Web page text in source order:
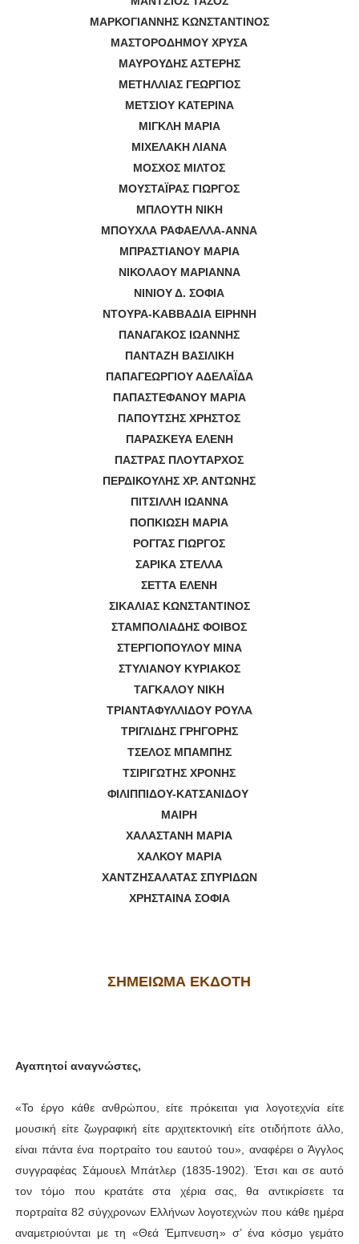
ΜΑΡΚΟΓΙΑΝΝΗΣ ΚΩΝΣΤΑΝΤΙΝΟΣ
ΜΑΣΤΟΡΟΔΗΜΟΥ ΧΡΥΣΑ
ΜΑΥΡΟΥΔΗΣ ΑΣΤΕΡΗΣ
ΜΕΤΗΛΛΙΑΣ ΓΕΩΡΓΙΟΣ
ΜΕΤΣΙΟΥ ΚΑΤΕΡΙΝΑ
ΜΙΓΚΛΗ ΜΑΡΙΑ
ΜΙΧΕΛΑΚΗ ΛΙΑΝΑ
ΜΟΣΧΟΣ ΜΙΛΤΟΣ
ΜΟΥΣΤΑΪΡΑΣ ΓΙΩΡΓΟΣ
ΜΠΛΟΥΤΗ ΝΙΚΗ
ΜΠΟΥΧΛΑ ΡΑΦΑΕΛΛΑ-ΑΝΝΑ
ΜΠΡΑΣΤΙΑΝΟΥ ΜΑΡΙΑ
ΝΙΚΟΛΑΟΥ ΜΑΡΙΑΝΝΑ
ΝΙΝΙΟΥ Δ. ΣΟΦΙΑ
ΝΤΟΥΡΑ-ΚΑΒΒΑΔΙΑ ΕΙΡΗΝΗ
ΠΑΝΑΓΑΚΟΣ ΙΩΑΝΝΗΣ
ΠΑΝΤΑΖΗ ΒΑΣΙΛΙΚΗ
ΠΑΠΑΓΕΩΡΓΙΟΥ ΑΔΕΛΑΪΔΑ
ΠΑΠΑΣΤΕΦΑΝΟΥ ΜΑΡΙΑ
ΠΑΠΟΥΤΣΗΣ ΧΡΗΣΤΟΣ
ΠΑΡΑΣΚΕΥΑ ΕΛΕΝΗ
ΠΑΣΤΡΑΣ ΠΛΟΥΤΑΡΧΟΣ
ΠΕΡΔΙΚΟΥΛΗΣ ΧΡ. ΑΝΤΩΝΗΣ
ΠΙΤΣΙΛΛΗ ΙΩΑΝΝΑ
ΠΟΠΚΙΩΣΗ ΜΑΡΙΑ
ΡΟΓΓΑΣ ΓΙΩΡΓΟΣ
ΣΑΡΙΚΑ ΣΤΕΛΛΑ
ΣΕΤΤΑ ΕΛΕΝΗ
ΣΙΚΑΛΙΑΣ ΚΩΝΣΤΑΝΤΙΝΟΣ
ΣΤΑΜΠΟΛΙΑΔΗΣ ΦΟΙΒΟΣ
ΣΤΕΡΓΙΟΠΟΥΛΟΥ ΜΙΝΑ
ΣΤΥΛΙΑΝΟΥ ΚΥΡΙΑΚΟΣ
ΤΑΓΚΑΛΟΥ ΝΙΚΗ
ΤΡΙΑΝΤΑΦΥΛΛΙΔΟΥ ΡΟΥΛΑ
ΤΡΙΓΛΙΔΗΣ ΓΡΗΓΟΡΗΣ
ΤΣΕΛΟΣ ΜΠΑΜΠΗΣ
ΤΣΙΡΙΓΩΤΗΣ ΧΡΟΝΗΣ
ΦΙΛΙΠΠΙΔΟΥ-ΚΑΤΣΑΝΙΔΟΥ
ΜΑΙΡΗ
ΧΑΛΑΣΤΑΝΗ ΜΑΡΙΑ
ΧΑΛΚΟΥ ΜΑΡΙΑ
ΧΑΝΤΖΗΣΑΛΑΤΑΣ ΣΠΥΡΙΔΩΝ
ΧΡΗΣΤΑΙΝΑ ΣΟΦΙΑ
ΣΗΜΕΙΩΜΑ ΕΚΔΟΤΗ
Αγαπητοί αναγνώστες,
«Το έργο κάθε ανθρώπου, είτε πρόκειται για λογοτεχνία είτε
μουσική είτε ζωγραφική είτε αρχιτεκτονική είτε οτιδήποτε άλλο,
είναι πάντα ένα πορτραίτο του εαυτού του», αναφέρει ο Άγγλος
συγγραφέας Σάμουελ Μπάτλερ (1835-1902)
Έτσι και σε αυτό
τον τόμο που κρατάτε στα χέρια σας, θα αντικρίσετε τα
πορτραίτα 82 σύγχρονων Ελλήνων λογοτεχνών που κάθε ημέρα
αναμετριούνται με τη«Θεά Έμπνευση»σ’ ένα κόσμο γεμάτο